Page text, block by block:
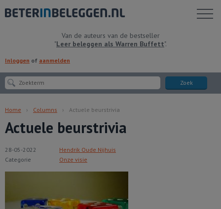
Van de auteurs van de bestseller
"Leer beleggen als Warren Buffett".
Inloggen of aanmelden
Zoek
Toon
Home Columns Actuele beurstrivia
Actuele beurstrivia
28-05-2022
Hendrik Oude Nijhuis
Categorie
Onze visie